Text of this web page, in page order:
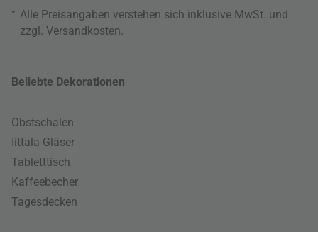
* Alle Preisangaben verstehen sich inklusive MwSt. und
zzgl. Versandkosten
Beliebte Dekorationen
Obstschalen
Iittala Gläser
Tabletttisch
Kaffeebecher
Tagesdecken